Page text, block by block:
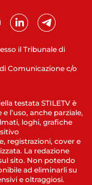
il Tribunale di
Comunicazione c/o
testata STILETV è
l’uso, anche parziale,
loghi, grafiche
registrazioni, cover e
La redazione
sito. Non potendo
ad eliminarli su
e oltraggiosi.